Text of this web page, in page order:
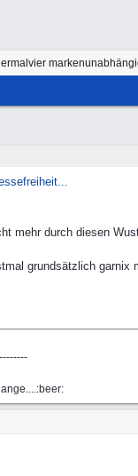
mehr durch diesen
grundsätzlich garnix